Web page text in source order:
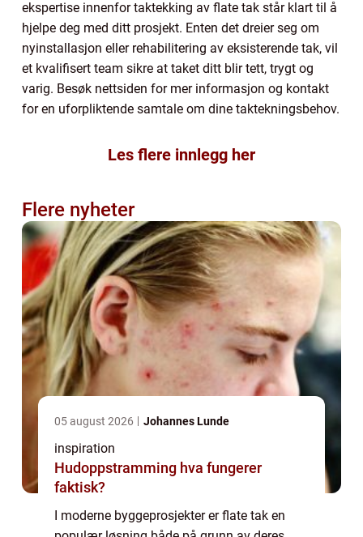
ekspertise innenfor taktekking av flate tak står klart til å
hjelpe deg med ditt prosjekt. Enten det dreier seg om
nyinstallasjon eller rehabilitering av eksisterende tak, vil
et kvalifisert team sikre at taket ditt blir tett, trygt og
varig. Besøk nettsiden for mer informasjon og kontakt
for en uforpliktende samtale om dine taktekningsbehov.
Les flere innlegg her
Flere nyheter
05 august 2026 Johannes Lunde
inspiration
Hudoppstramming hva fungerer
faktisk?
I moderne byggeprosjekter er flate tak en